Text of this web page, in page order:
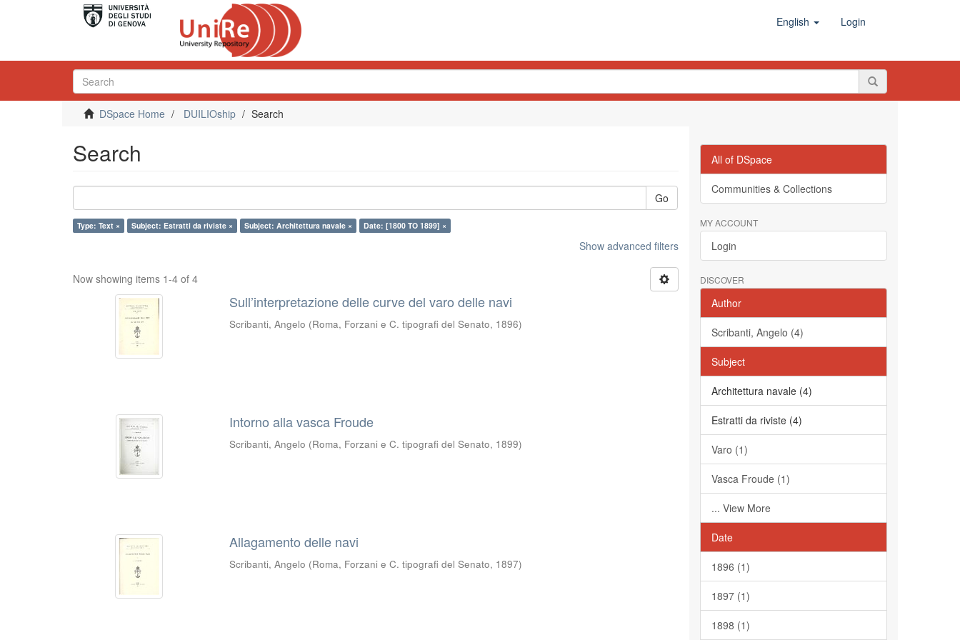
English Login
DSpace Home DUILIOship Search
Search
Go
Type: Text × Subject: Estratti da riviste × Subject: Architettura navale × Date: [1800 TO 1899] ×
Show advanced filters
Now showing items 1-4 of 4
Sull’interpretazione delle curve del varo delle navi
Scribanti, Angelo (Roma, Forzani e C. tipografi del Senato, 1896)
Intorno alla vasca Froude
Scribanti, Angelo (Roma, Forzani e C. tipografi del Senato, 1899)
Allagamento delle navi
Scribanti, Angelo (Roma, Forzani e C. tipografi del Senato, 1897)
All of DSpace
Communities & Collections
MY ACCOUNT
Login
DISCOVER
Author
Scribanti, Angelo (4)
Subject
Architettura navale (4)
Estratti da riviste (4)
Varo (1)
Vasca Froude (1)
... View More
Date
1896 (1)
1897 (1)
1898 (1)